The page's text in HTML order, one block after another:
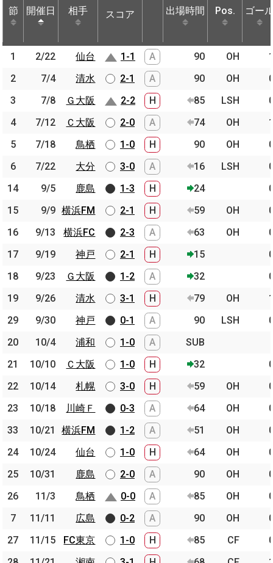
節 開催日 相手 スコア 出場時間 Pos. ゴー
節 開催日 相手 スコア 出場時間 Pos. ゴー
1 2/22 仙台 1-1 A 90 OH
2
7/4 清水 2-1 A 90 OH
3
7/8 Ｇ大阪 2-2 H 85 LSH
4
7/12 Ｃ大阪 2-0 A 74 OH
5
7/18 鳥栖 1-0 H 90 OH
6
7/22 大分 3-0 A 16 LSH
14
9/5 鹿島 1-3 H 24
15
9/9 横浜FM 2-1 H 59 OH
16
9/13 横浜FC 2-3 A 63 OH
17
9/19 神戸 2-1 H 15
18
9/23 Ｇ大阪 1-2 A 32
19
9/26 清水 3-1 H 79 OH
29
9/30 神戸 0-1 A 90 LSH
20
10/4 浦和 1-0 A
SUB
21
10/10 Ｃ大阪 1-0 H 32
22
10/14 札幌 3-0 H 59 OH
23
10/18 川崎Ｆ 0-3 A 64 OH
33
10/21 横浜FM 1-2 A 51 OH
24
10/24 仙台 1-0 H 64 OH
25
10/31 鹿島 2-0 A 90 OH
26
11/3 鳥栖 0-0 A 85 OH
7
11/11 広島 0-2 A 90 OH
27
11/15 FC東京 1-0 H 85 CF
節 開催日 相手
1 2/22
仙台
2
7/4
清水
3
7/8
Ｇ大阪
4
7/12
Ｃ大阪
5
7/18
鳥栖
6
7/22
大分
14
9/5
鹿島
15
9/9 横浜FM
16
9/13
横浜FC
17
9/19
神戸
18
9/23
Ｇ大阪
19
9/26
清水
29
9/30
神戸
20
10/4
浦和
21
10/10
Ｃ大阪
22
10/14
札幌
23
10/18
川崎Ｆ
33
10/21
横浜FM
24
10/24
仙台
25
10/31
鹿島
26
11/3
鳥栖
7
11/11
広島
27
11/15
FC東京